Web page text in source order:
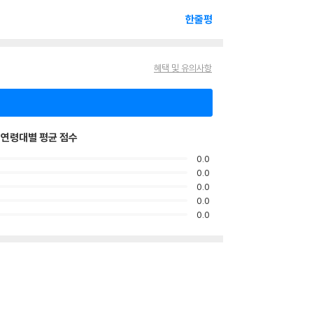
한줄평
혜택 및 유의사항
연령대별 평균 점수
0.0
0.0
0.0
0.0
0.0